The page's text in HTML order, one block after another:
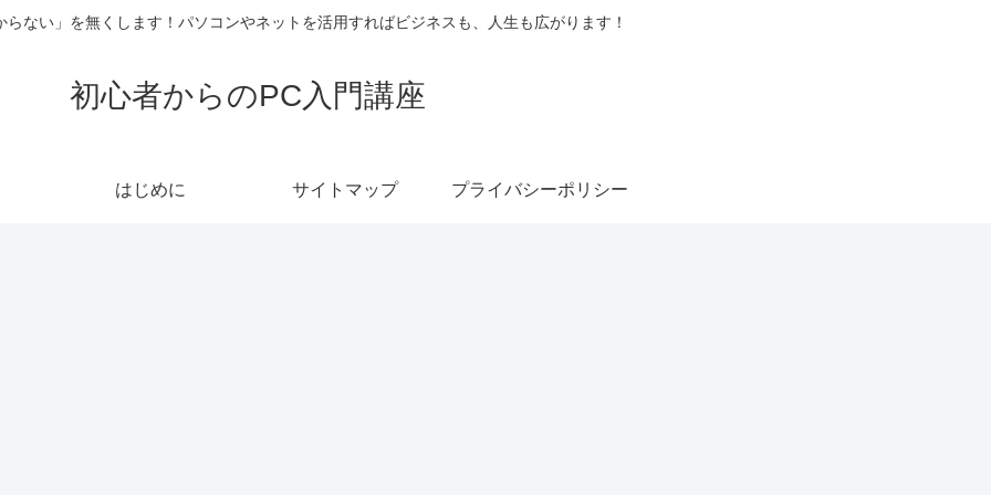
らない」を無くします！パソコンやネットを活用すればビジネスも、人生も広がります！
初心者からのPC入門講座
はじめに サイトマップ プライバシーポリシー